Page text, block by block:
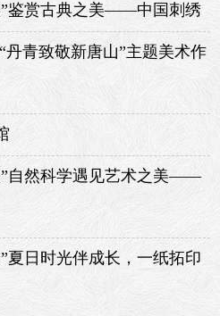
”鉴赏古典之美——中国刺绣
青致敬新唐山”主题美术作
”自然科学遇见艺术之美——
夏日时光伴成长，一纸拓印